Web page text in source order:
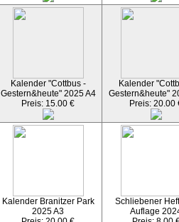
Kalender "Cottbus -
Gestern&heute" 2025 A4
Preis: 15.00 €
Kalender
Gestern&heute"
Preis: 20.00
Kalender Branitzer Park
2025 A3
Schliebener
Auflage